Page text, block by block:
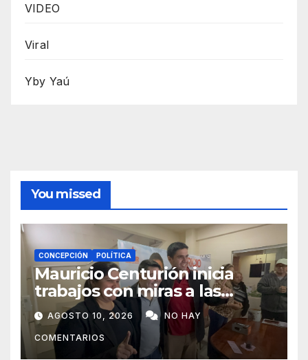
VIDEO
Viral
Yby Yaú
You missed
CONCEPCIÓN POLÍTICA
Mauricio Centurión inicia
trabajos con miras a las
municipales
AGOSTO 10, 2026 NO HAY
COMENTARIOS